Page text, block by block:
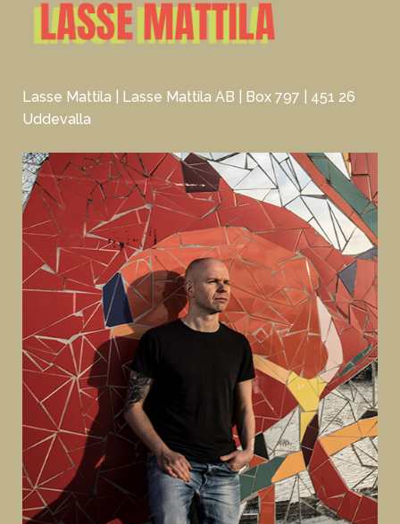
Lasse Mattila | Lasse Mattila AB | Box 797 | 451 26
Uddevalla